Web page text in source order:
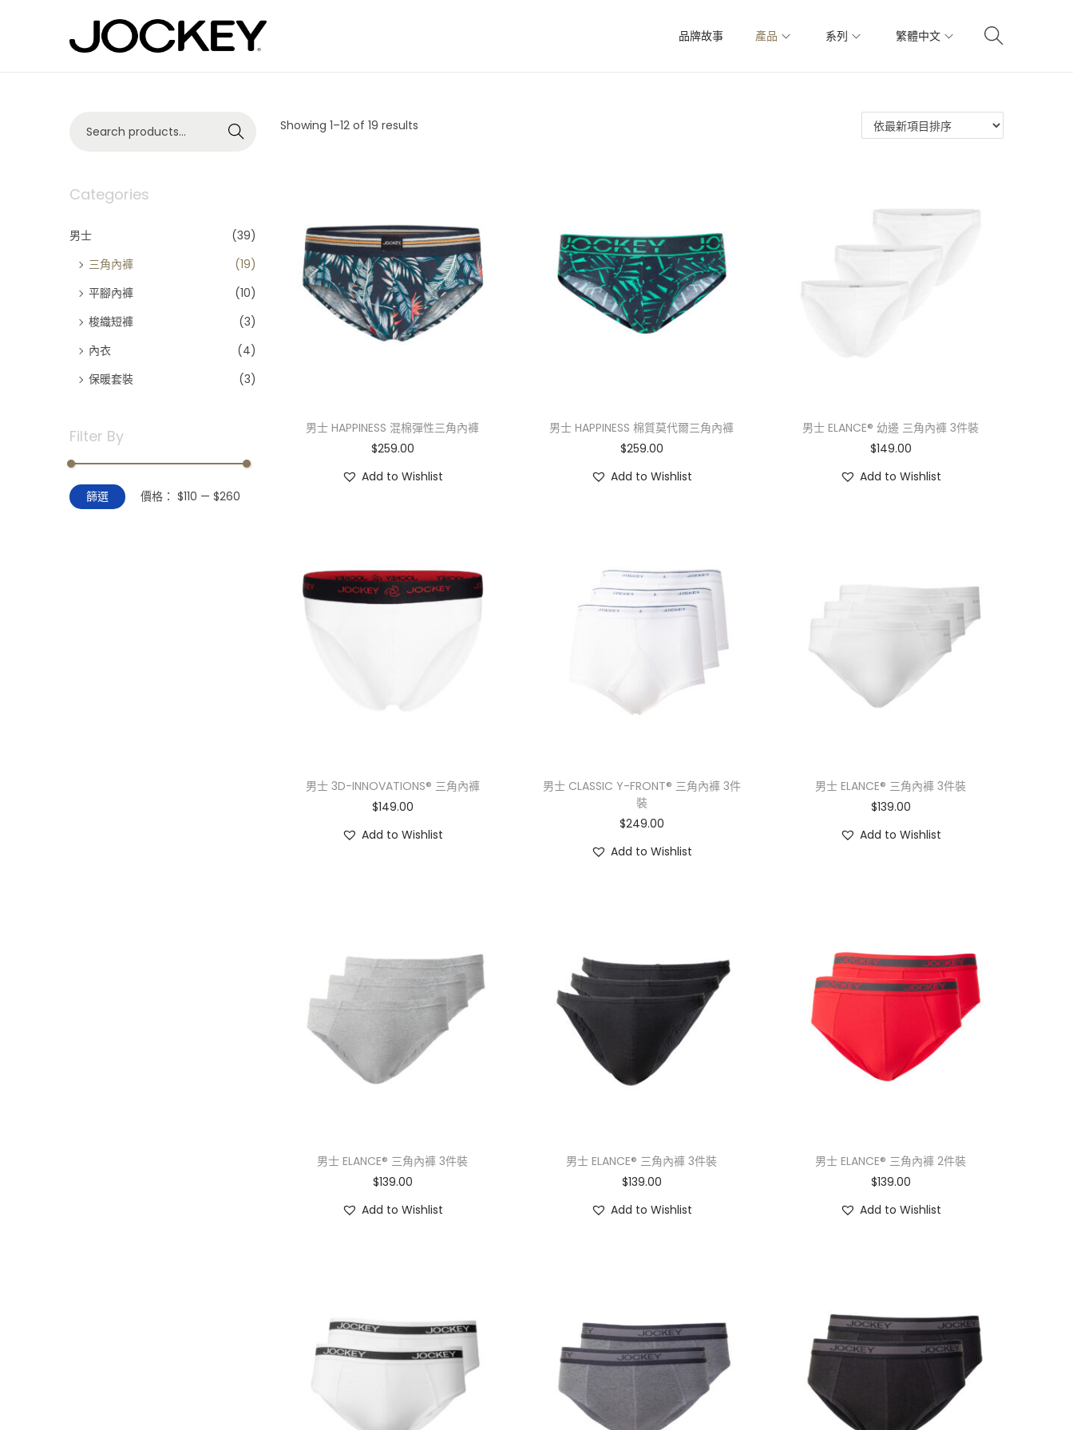
S
i
a
t
S
t
n
t
品牌故事 產品 系列 繁體中文
Showing 1–12 of 19 results
男士 HAPPINESS 混棉彈性三角內褲
$259.00
Add to Wishlist
男士 HAPPINESS 棉質莫代爾三角內褲
$259.00
Add to Wishlist
男士 ELANCE® 幼邊 三角內褲 3件裝
$149.00
Add to Wishlist
男士 3D-INNOVATIONS® 三角內褲
$149.00
Add to Wishlist
男士 CLASSIC Y-FRONT® 三角內褲 3件
裝
$249.00
Add to Wishlist
男士 ELANCE® 三角內褲 3件裝
$139.00
Add to Wishlist
男士 ELANCE® 三角內褲 3件裝
$139.00
Add to Wishlist
男士 ELANCE® 三角內褲 3件裝
$139.00
Add to Wishlist
男士 ELANCE® 三角內褲 2件裝
$139.00
Add to Wishlist
c
h
o
Search
Categories
男士
(39)
三角內褲
(19)
平腳內褲
(10)
梭織短褲
(3)
內衣
(4)
保暖套裝
(3)
Filter By
最
低
最
高
篩選 價格： $110 — $260